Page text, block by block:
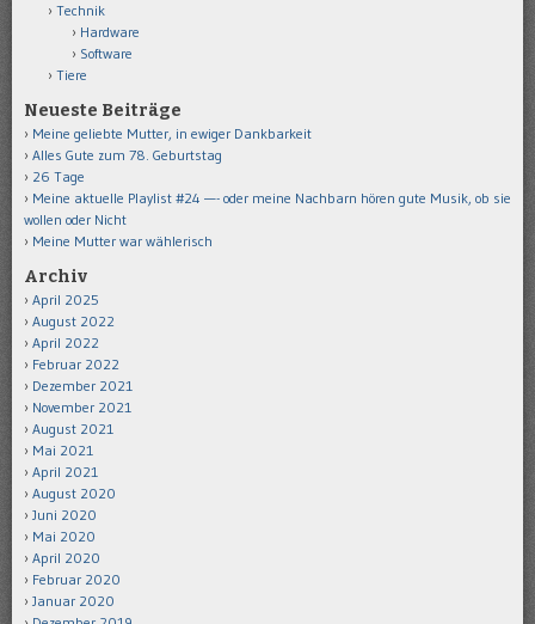
Technik
Hardware
Software
Tiere
Neueste Beiträge
Meine geliebte Mutter, in ewiger Dankbarkeit
Alles Gute zum 78. Geburtstag
26 Tage
Meine aktuelle Playlist #24 —- oder meine Nachbarn hören gute Musik, ob sie
wollen oder Nicht
Meine Mutter war wählerisch
Archiv
April 2025
August 2022
April 2022
Februar 2022
Dezember 2021
November 2021
August 2021
Mai 2021
April 2021
August 2020
Juni 2020
Mai 2020
April 2020
Februar 2020
Januar 2020